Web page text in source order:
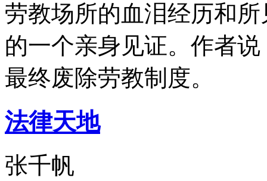
劳教场所的血泪经历和
的一个亲身见证。作者
最终废除劳教制度。
法律天地
张千帆